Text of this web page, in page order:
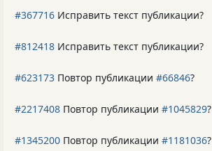
#367716 Исправить текст публикации?
#812418 Исправить текст публикации?
#623173 Повтор публикации #66846?
#2217408 Повтор публикации #1045829?
#1345200 Повтор публикации #1181036?